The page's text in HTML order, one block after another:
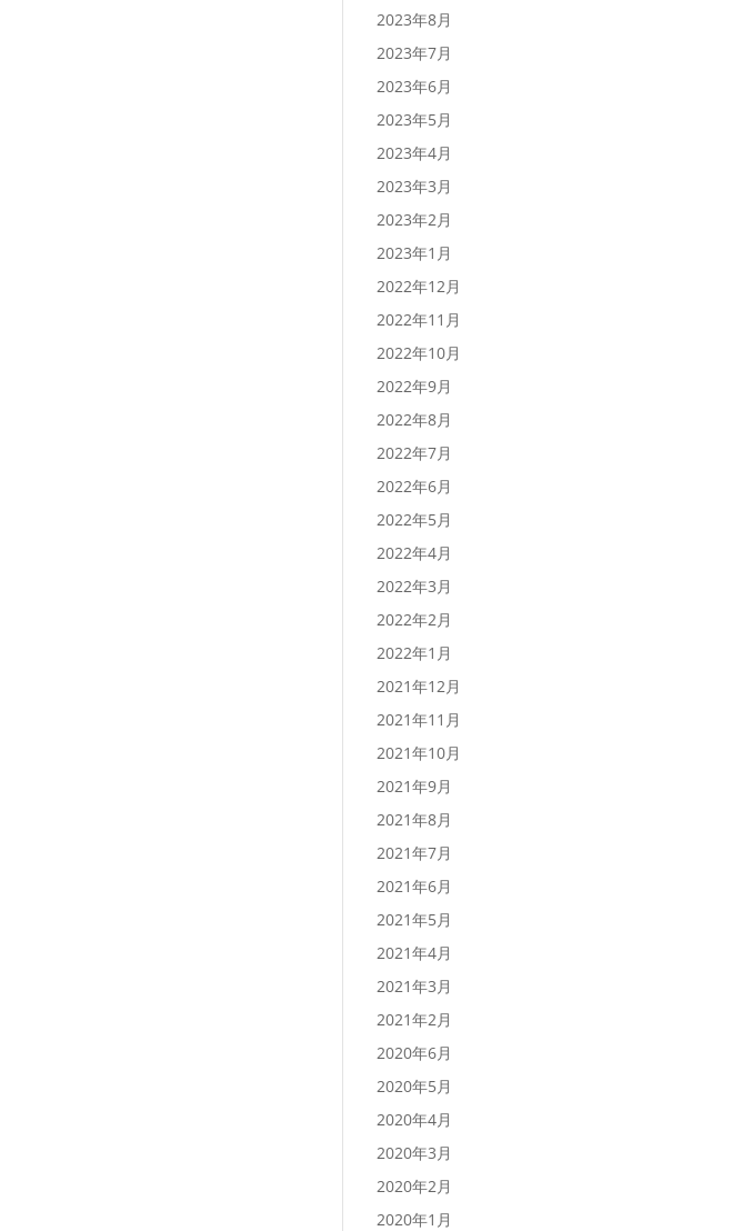
2023年8月
2023年7月
2023年6月
2023年5月
2023年4月
2023年3月
2023年2月
2023年1月
2022年12月
2022年11月
2022年10月
2022年9月
2022年8月
2022年7月
2022年6月
2022年5月
2022年4月
2022年3月
2022年2月
2022年1月
2021年12月
2021年11月
2021年10月
2021年9月
2021年8月
2021年7月
2021年6月
2021年5月
2021年4月
2021年3月
2021年2月
2020年6月
2020年5月
2020年4月
2020年3月
2020年2月
2020年1月